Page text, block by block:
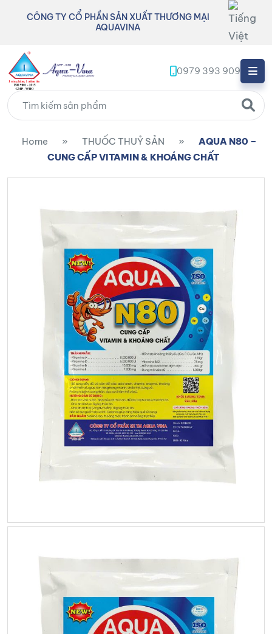
CÔNG TY CỔ PHẦN SẢN XUẤT THƯƠNG MẠI
AQUAVINA
0979 393 909
Home » THUỐC THUỶ SẢN »
AQUA N80 –
CUNG CẤP VITAMIN & KHOÁNG CHẤT